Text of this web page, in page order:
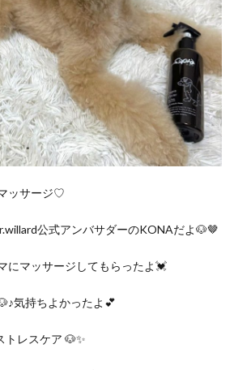
ッサージ♡
公式アンバサダーのKONAだよ🐶🤎
にマッサージしてもらったよ💓
気持ちよかったよ💕
トレスケア 🐶✨